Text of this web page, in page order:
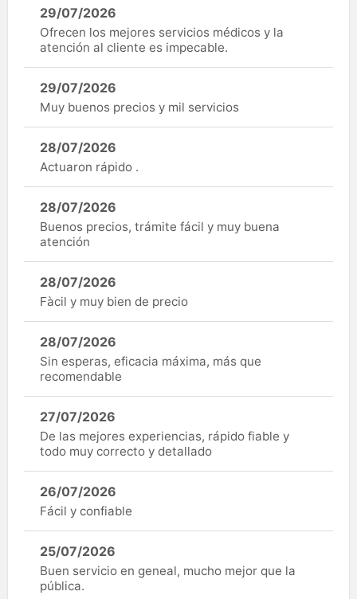
29/07/2026
Ofrecen los mejores servicios médicos y la
atención al cliente es impecable.
29/07/2026
Muy buenos precios y mil servicios
28/07/2026
Actuaron rápido .
28/07/2026
Buenos precios, trámite fácil y muy buena
atención
28/07/2026
Fàcil y muy bien de precio
28/07/2026
Sin esperas, eficacia máxima, más que
recomendable
27/07/2026
De las mejores experiencias, rápido fiable y
todo muy correcto y detallado
26/07/2026
Fácil y confiable
25/07/2026
Buen servicio en geneal, mucho mejor que la
pública.